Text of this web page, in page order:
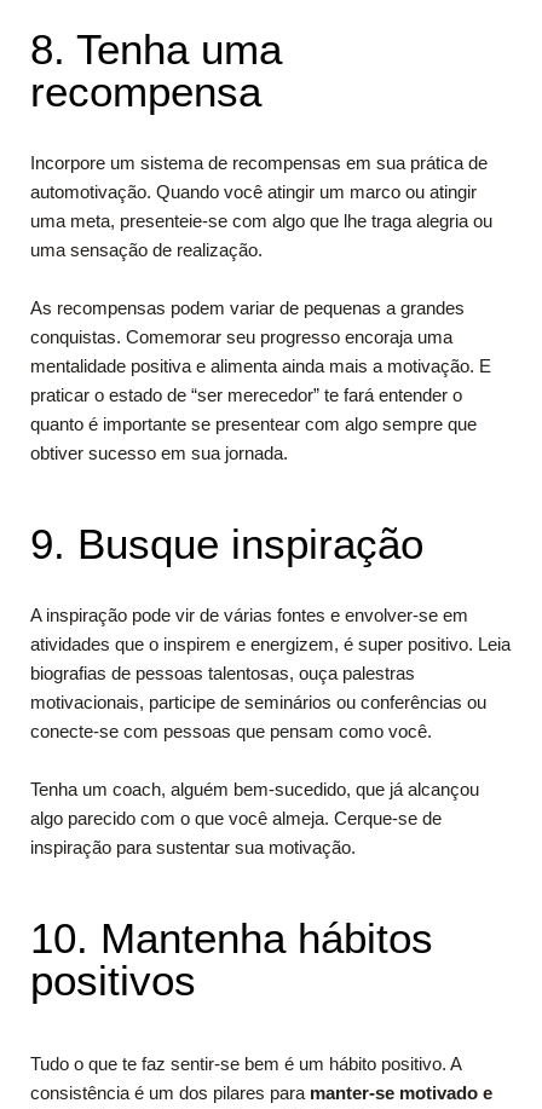
8. Tenha uma
recompensa
Incorpore um sistema de recompensas em sua prática de
automotivação. Quando você atingir um marco ou atingir
uma meta, presenteie-se com algo que lhe traga alegria ou
uma sensação de realização.
As recompensas podem variar de pequenas a grandes
conquistas. Comemorar seu progresso encoraja uma
mentalidade positiva e alimenta ainda mais a motivação. E
praticar o estado de “ser merecedor” te fará entender o
quanto é importante se presentear com algo sempre que
obtiver sucesso em sua jornada.
9. Busque inspiração
A inspiração pode vir de várias fontes e envolver-se em
atividades que o inspirem e energizem, é super positivo. Leia
biografias de pessoas talentosas, ouça palestras
motivacionais, participe de seminários ou conferências ou
conecte-se com pessoas que pensam como você.
Tenha um coach, alguém bem-sucedido, que já alcançou
algo parecido com o que você almeja. Cerque-se de
inspiração para sustentar sua motivação.
10. Mantenha hábitos
positivos
Tudo o que te faz sentir-se bem é um hábito positivo. A
consistência é um dos pilares para manter-se motivado e